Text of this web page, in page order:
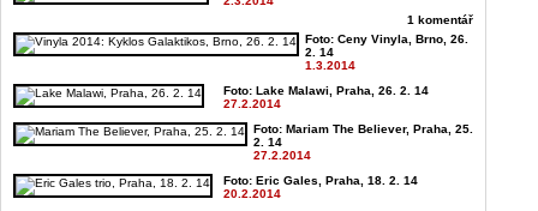
1 komentář
Foto: Ceny Vinyla, Brno, 26.
2. 14
1.3.2014
Foto: Lake Malawi, Praha, 26. 2. 14
27.2.2014
Foto: Mariam The Believer, Praha, 25.
2. 14
27.2.2014
Foto: Eric Gales, Praha, 18. 2. 14
20.2.2014